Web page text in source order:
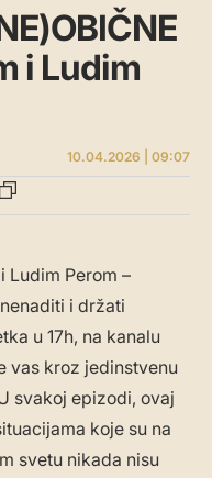
i Ludim
10.04.2026 | 09:07
Ludim Perom –
i držati
u 17h, na kanalu
vas kroz jedinstvenu
svakoj epizodi, ovaj
koje su na
svetu nikada nisu